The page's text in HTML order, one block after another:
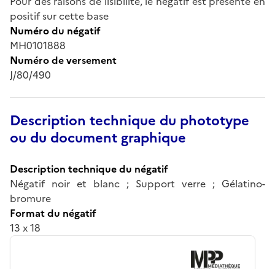
positif sur cette base
Numéro du négatif
MH0101888
Numéro de versement
J/80/490
Description technique du phototype
ou du document graphique
Description technique du négatif
Négatif noir et blanc ; Support verre ; Gélatino-
bromure
Format du négatif
13 x 18